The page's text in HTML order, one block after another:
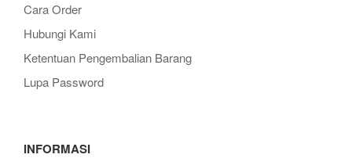
Cara Order
Hubungi Kami
Ketentuan Pengembalian Barang
Lupa Password
INFORMASI